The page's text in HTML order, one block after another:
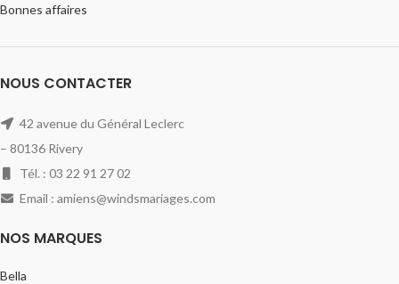
Bonnes affaires
NOUS CONTACTER
42 avenue du Général Leclerc
– 80136 Rivery
Tél. : 03 22 91 27 02
Email : amiens@windsmariages.com
NOS MARQUES
Bella